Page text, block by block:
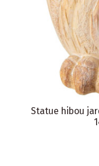
Statue hibou